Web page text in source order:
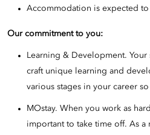
Accommodation is expected
Our commitment to you:
Learning & Development. Your
craft unique learning and
various stages in your career
MOstay. When you work as
important to take time off. As a